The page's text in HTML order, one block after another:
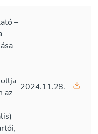
–
az
2024.11.28.